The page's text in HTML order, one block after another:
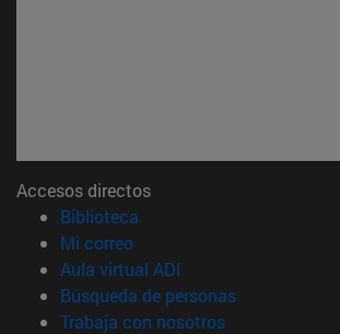
Accesos directos
Biblioteca
Mi correo(abre en nueva ventana)
Aula virtual ADI
Búsqueda de personas(abre en
Trabaja con nosotros(abre en